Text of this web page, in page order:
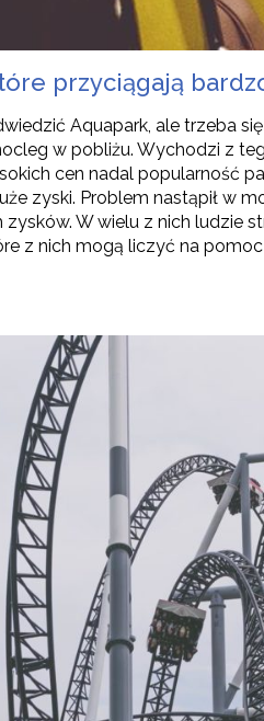
przyciągają
Aquapark, ale trzeba
w pobliżu. Wychodzi z
cen nadal popularność
zyski. Problem nastąpił w
W wielu z nich ludzie
z nich mogą liczyć na